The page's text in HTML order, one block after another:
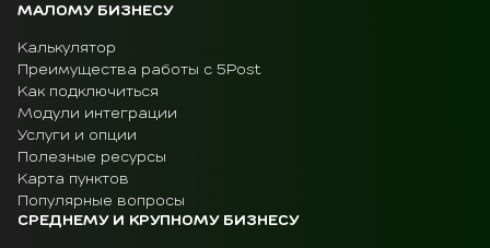
МАЛОМУ БИЗНЕСУ
Калькулятор
Преимущества работы с 5Post
Как подключиться
Модули интеграции
Услуги и опции
Полезные ресурсы
Карта пунктов
Популярные вопросы
СРЕДНЕМУ И КРУПНОМУ БИЗНЕСУ